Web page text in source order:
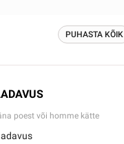
PUHASTA KÕIK
poest või homme kätte